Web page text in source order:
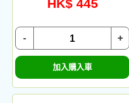
HK$ 445
+
-
加入購入車